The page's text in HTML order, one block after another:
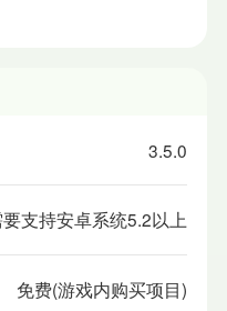
3.5.0
支持安卓系统5.2以上
免费(游戏内购买项目)